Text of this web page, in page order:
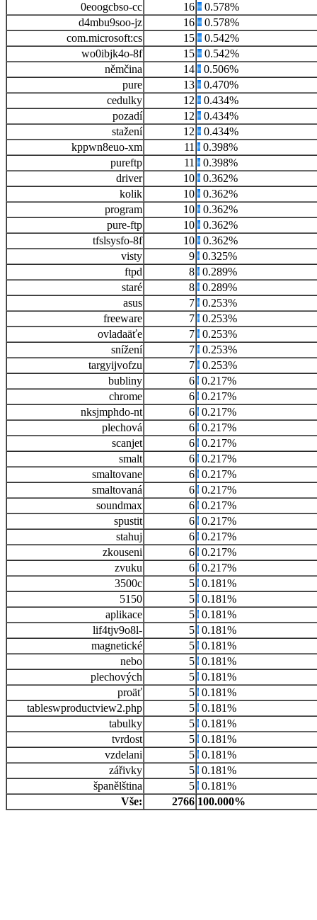
0eoogcbso-cc
16
0.578%
d4mbu9soo-jz
16
0.578%
com.microsoft:cs
15
0.542%
wo0ibjk4o-8f
15
0.542%
němčina
14
0.506%
pure
13
0.470%
cedulky
12
0.434%
pozadí
12
0.434%
stažení
12
0.434%
kppwn8euo-xm
11
0.398%
pureftp
11
0.398%
driver
10
0.362%
kolik
10
0.362%
program
10
0.362%
pure-ftp
10
0.362%
tfslsysfo-8f
10
0.362%
visty
9
0.325%
ftpd
8
0.289%
staré
8
0.289%
asus
7
0.253%
freeware
7
0.253%
ovladaäťe
7
0.253%
snížení
7
0.253%
targyijvofzu
7
0.253%
bubliny
6 0.217%
chrome
6 0.217%
nksjmphdo-nt
6 0.217%
plechová
6 0.217%
scanjet
6 0.217%
smalt
6 0.217%
smaltovane
6 0.217%
smaltovaná
6 0.217%
soundmax
6 0.217%
spustit
6 0.217%
stahuj
6 0.217%
zkouseni
6 0.217%
zvuku
6 0.217%
3500c
5 0.181%
5150
5 0.181%
aplikace
5 0.181%
lif4tjv9o8l-
5 0.181%
magnetické
5 0.181%
nebo
5 0.181%
plechových
5 0.181%
proäť
5 0.181%
tableswproductview2.php
5 0.181%
tabulky
5 0.181%
tvrdost
5 0.181%
vzdelani
5 0.181%
zářivky
5 0.181%
španělština
5 0.181%
Vše:
2766 100.000%